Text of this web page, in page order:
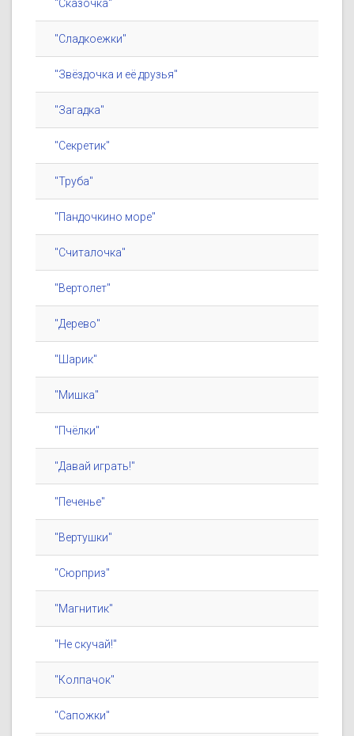
"Сказочка"
"Сладкоежки"
"Звёздочка и её друзья"
"Загадка"
"Секретик"
"Труба"
"Пандочкино море"
"Считалочка"
"Вертолет"
"Дерево"
"Шарик"
"Мишка"
"Пчёлки"
"Давай играть!"
"Печенье"
"Вертушки"
"Сюрприз"
"Магнитик"
"Не скучай!"
"Колпачок"
"Сапожки"